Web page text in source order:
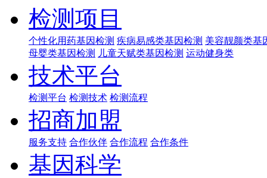
检测项目
个性化用药基因检测 疾病易感类基因检测 美容靓颜类基
母婴类基因检测
儿童天赋类基因检测 运动健身类
技术平台
检测平台 检测技术 检测流程
招商加盟
服务支持 合作伙伴 合作流程 合作条件
基因科学